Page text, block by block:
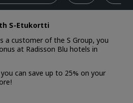
S-Etukortti
a customer of the S Group, you
at Radisson Blu hotels in
can save up to 25% on your
!